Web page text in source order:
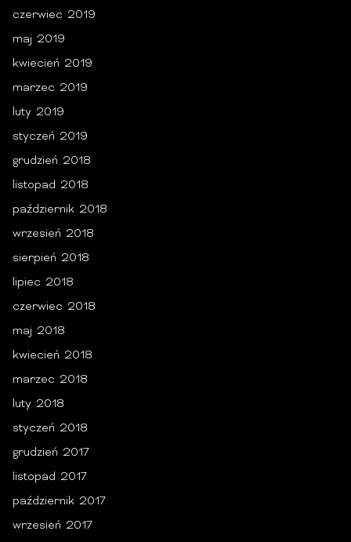
czerwiec 2019
maj 2019
kwiecień 2019
marzec 2019
luty 2019
styczeń 2019
grudzień 2018
listopad 2018
październik 2018
wrzesień 2018
sierpień 2018
lipiec 2018
czerwiec 2018
maj 2018
kwiecień 2018
marzec 2018
luty 2018
styczeń 2018
grudzień 2017
listopad 2017
październik 2017
wrzesień 2017